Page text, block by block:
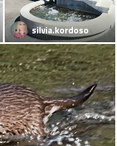
silvia.kordosova